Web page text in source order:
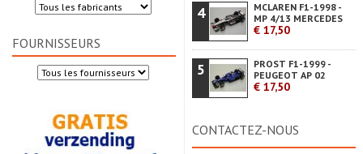
FOURNISSEURS
4
MCLAREN F1-1998 -
MP 4/13 MERCEDES
€ 17,50
5
PROST F1-1999 -
PEUGEOT AP 02
€ 17,50
CONTACTEZ-NOUS